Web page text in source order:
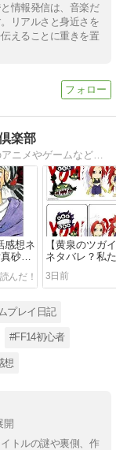
情報発信は、音楽だ
リアルさと身近さを
えることに重きを置
楽部
昨日の出来事、今日のニュースやおすすめのアニメやゲームなどの面白い？つまらない？感想を中心にしただらだらブログです
感想ネ
砂様
【黄泉のツガ
ネタバレ？私
騙された！
3日前
プレイ日記
#FF14初心者
想
開
トルの謎や裏側、作